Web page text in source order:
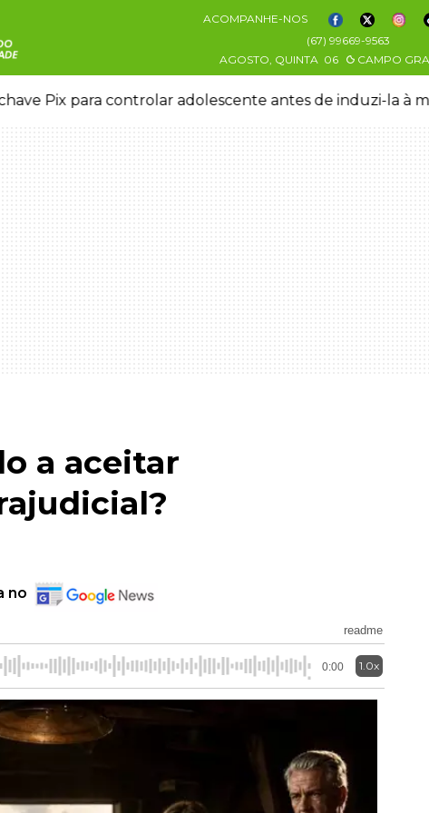
ACOMPANHE-NOS
(67) 99669-9563
AGOSTO, QUINTA 06 CAMPO
Pix para controlar adolescente antes de induzi-la à
a aceitar
no
readme
0:00 1.0x